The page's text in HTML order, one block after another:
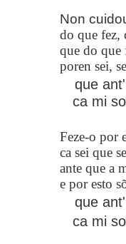
Non
do que fez,
que do
poren sei,
que
ca mi
Feze-o por
ca sei que
ante que a
e por esto
que
ca mi